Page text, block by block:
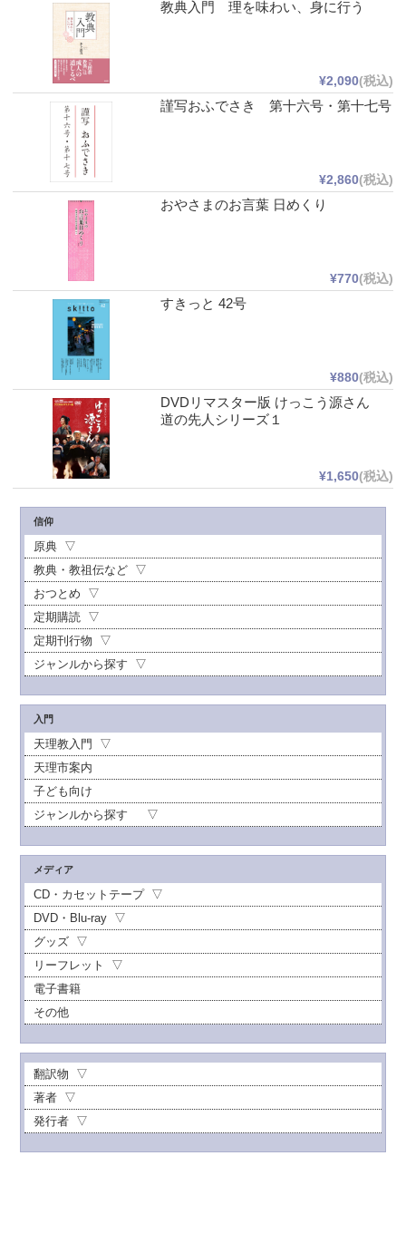
教典入門 理を味わい、身に行う
¥2,090(税込)
謹写おふでさき 第十六号・第十七号
¥2,860(税込)
おやさまのお言葉 日めくり
¥770(税込)
すきっと 42号
¥880(税込)
DVDリマスター版 けっこう源さん
道の先人シリーズ１
¥1,650(税込)
信仰
原典
教典・教祖伝など
おつとめ
定期購読
定期刊行物
ジャンルから探す
入門
天理教入門
天理市案内
子ども向け
ジャンルから探す
メディア
CD・カセットテープ
DVD・Blu-ray
グッズ
リーフレット
電子書籍
その他
翻訳物
著者
発行者